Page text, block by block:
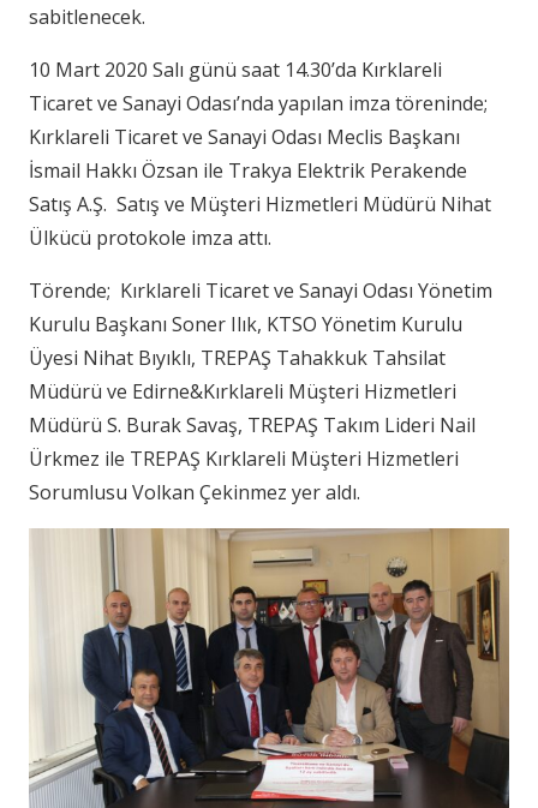
sabitlenecek.
10 Mart 2020 Salı günü saat 14.30’da Kırklareli
Ticaret ve Sanayi Odası’nda yapılan imza töreninde;
Kırklareli Ticaret ve Sanayi Odası Meclis Başkanı
İsmail Hakkı Özsan ile Trakya Elektrik Perakende
Satış A.Ş. Satış ve Müşteri Hizmetleri Müdürü Nihat
Ülkücü protokole imza attı.
Törende; Kırklareli Ticaret ve Sanayi Odası Yönetim
Kurulu Başkanı Soner Ilık, KTSO Yönetim Kurulu
Üyesi Nihat Bıyıklı, TREPAŞ Tahakkuk Tahsilat
Müdürü ve Edirne&Kırklareli Müşteri Hizmetleri
Müdürü S. Burak Savaş, TREPAŞ Takım Lideri Nail
Ürkmez ile TREPAŞ Kırklareli Müşteri Hizmetleri
Sorumlusu Volkan Çekinmez yer aldı.